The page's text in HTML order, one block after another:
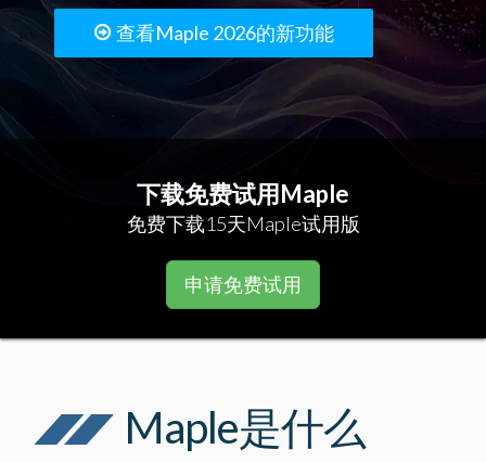
查看Maple 2026的新功能
下载免费试用Maple
免费下载15天Maple试用版
申请免费试用
Maple是什么